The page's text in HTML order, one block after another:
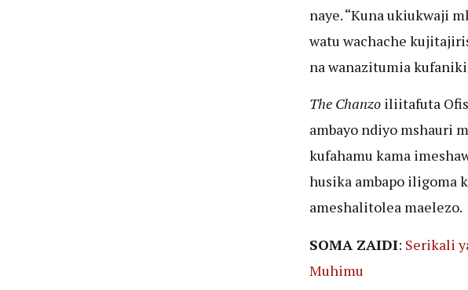
naye. “Kuna ukiukwaji
watu wachache
na wanazitumia
The Chanzoiliitafuta
ambayo ndiyo mshauri
kufahamu kama
husika ambapo iligoma
ameshalitolea maelezo.
SOMA ZAIDI: Serikali
Muhimu